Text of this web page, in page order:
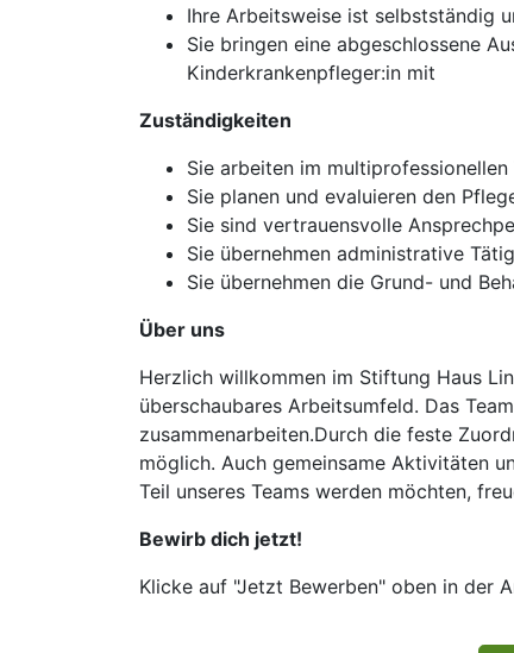
Ihre Arbeitsweise ist selbstständig
Sie bringen eine abgeschlossene
Kinderkrankenpfleger:in mit
Zuständigkeiten
Sie arbeiten im
Sie planen und evaluieren den
Sie sind vertrauensvolle
Sie übernehmen administrative
Sie übernehmen die Grund- und
Über uns
Herzlich willkommen im Stiftung Haus
überschaubares Arbeitsumfeld. Das
zusammenarbeiten.Durch die feste
möglich. Auch gemeinsame Aktivitäten
Teil unseres Teams werden möchten,
Bewirb dich jetzt!
Klicke auf "Jetzt Bewerben" oben in der